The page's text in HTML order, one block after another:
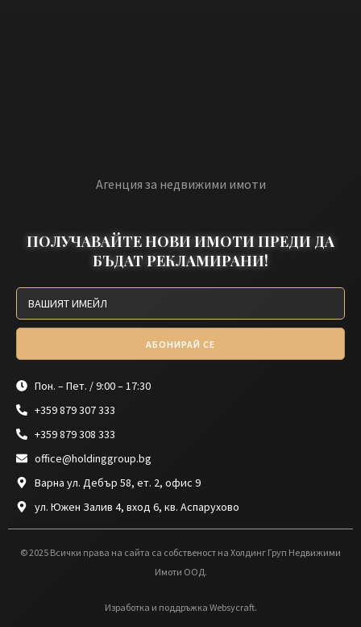
Агенция за недвижими имоти
ПОЛУЧАВАЙТЕ НОВИ ИМОТИ ПРЕДИ ДА
БЪДАТ РЕКЛАМИРАНИ!
АБОНИРАЙ СЕ
Пон. – Пет. / 9:00 – 17:30
+359 879 307 333
+359 879 308 333
office@holdinggroup.bg
Варна ул. Дебър 58, ет. 2, офис 9
ул. Южен Залив 4, вход 6, кв. Аспарухово
© 2025 Всички права на сайта са собственост на Холдинг Груп Недвижими
Имоти ООД.
Изработка и поддръжка Websycraft.